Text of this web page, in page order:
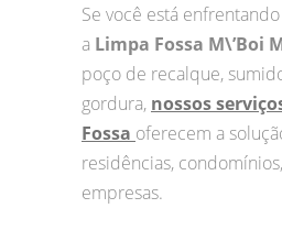
Se você está
a Limpa Fossa M\’Boi
poço de recalque,
gordura, nossos
Fossa oferecem a
residências,
empresas.